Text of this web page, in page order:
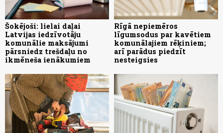
Šokējoši: lielai daļai
Latvijas iedzīvotāju
komunālie maksājumi
pārsniedz trešdaļu no
ikmēneša ienākumiem
Rīgā nepiemēros
līgumsodus par kavētiem
komunālajiem rēķiniem;
arī parādus piedzīt
nesteigsies